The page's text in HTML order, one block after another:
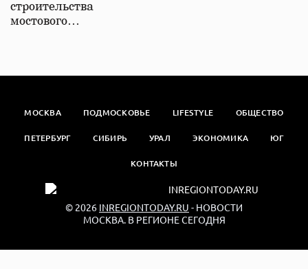
строительства
мостового…
МОСКВА ПОДМОСКОВЬЕ LIFESTYLE ОБЩЕСТВО
ПЕТЕРБУРГ СИБИРЬ УРАЛ ЭКОНОМИКА ЮГ
КОНТАКТЫ
© 2026 INREGIONTODAY.RU - НОВОСТИ
МОСКВА. В РЕГИОНЕ СЕГОДНЯ